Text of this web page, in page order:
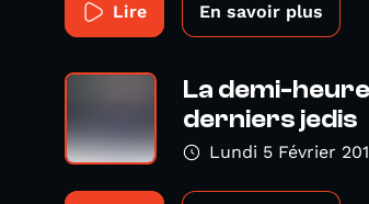
Lire En savoir plus
La demi-
derniers jedis
Lundi 5 Février